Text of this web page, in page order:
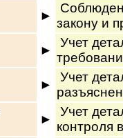
►
закону и
►
Учет
►
Учет
►
Учет
контроля